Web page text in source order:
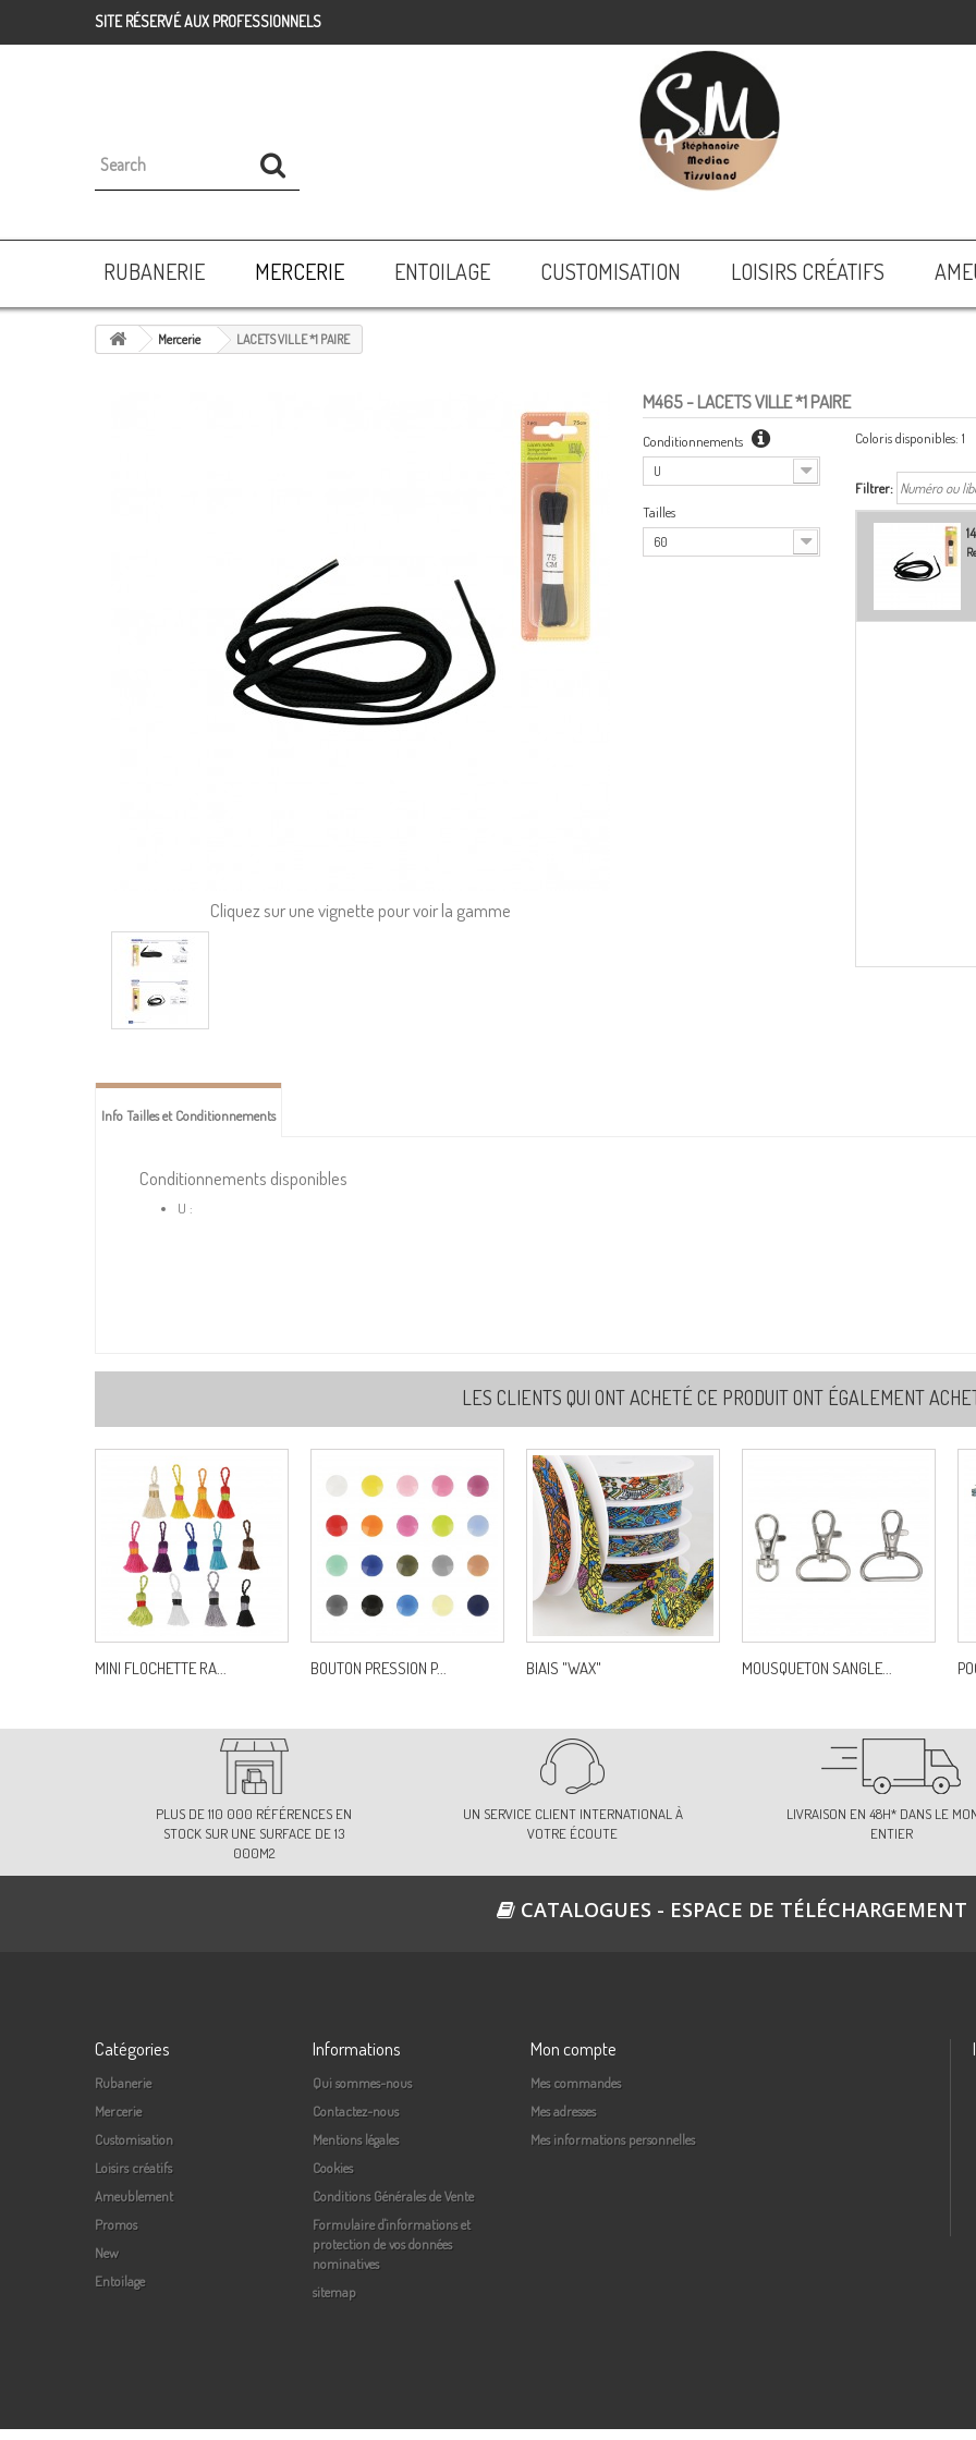
SITE RÉSERVÉ AUX PROFESSIONNELS
RUBANERIE MERCERIE ENTOILAGE CUSTOMISATION LOISIRS CRÉATIFS
Mercerie LACETS VILLE *1 PAIRE
Cliquez sur une vignette pour voir la gamme
M465- LACETS VILLE *1 PAIRE
Conditionnements
U
Tailles
60
Coloris disponibles: 1
Filtrer:
14
Info Tailles et Conditionnements
Conditionnements disponibles
U :
LES CLIENTS QUI ONT ACHETÉ CE PRODUIT ONT ÉGALEMENT
MINI FLOCHETTE RA... BOUTON PRESSION P... BIAIS "WAX" MOUSQUETON SANGLE...
PLUS DE 110 000 RÉFÉRENCES EN
STOCK SUR UNE SURFACE DE 13
000M2
UN SERVICE CLIENT INTERNATIONAL À
VOTRE ÉCOUTE
LIVRAISON EN 48H* DANS LE
ENTIER
CATALOGUES - ESPACE DE TÉLÉCHARGEMENT
Catégories
Rubanerie
Mercerie
Customisation
Loisirs créatifs
Ameublement
Promos
New
Entoilage
Informations
Qui sommes-nous
Contactez-nous
Mentions légales
Cookies
Conditions Générales de Vente
Formulaire d'informations et
protection de vos données
nominatives
sitemap
Mon compte
Mes commandes
Mes adresses
Mes informations personnelles